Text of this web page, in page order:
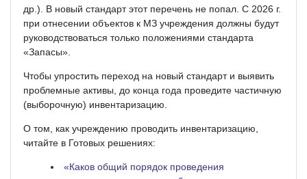
др.). В новый стандарт этот перечень не попал. С 2026 г.
при отнесении объектов к МЗ учреждения должны будут
руководствоваться только положениями стандарта
«Запасы».
Чтобы упростить переход на новый стандарт и выявить
проблемные активы, до конца года проведите частичную
(выборочную) инвентаризацию.
О том, как учреждению проводить инвентаризацию,
читайте в Готовых решениях:
«Каков общий порядок проведения